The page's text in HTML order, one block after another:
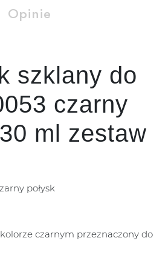
Opinie
szklany do
czarny
ml zestaw
połysk
czarnym przeznaczony do